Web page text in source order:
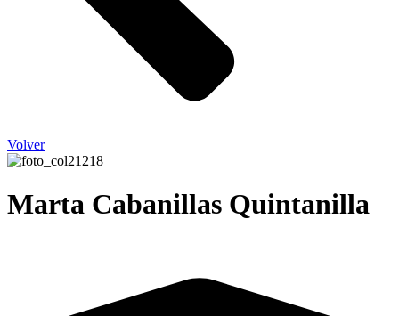
Volver
Marta Cabanillas Quintanilla